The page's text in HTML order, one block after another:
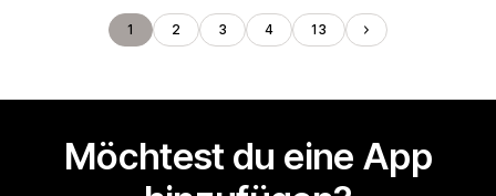
1 2 3 4 13
Möchtest du eine App